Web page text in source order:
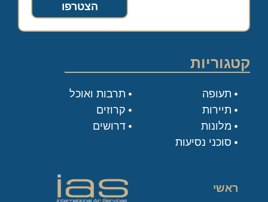
הצטרפו
קטגוריות
תעופה
תיירות
מלונות
סוכני נסיעות
תרבות ואוכל
קרוזים
דרושים
ראשי